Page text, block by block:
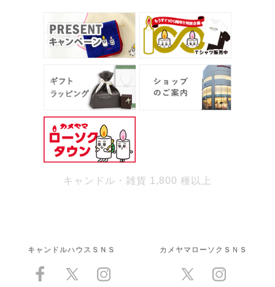
キャンドル・雑貨 1,800 種以上
キャンドルハウスＳＮＳ カメヤマローソクＳＮＳ